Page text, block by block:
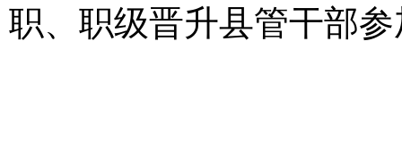
职、职级晋升县管干部